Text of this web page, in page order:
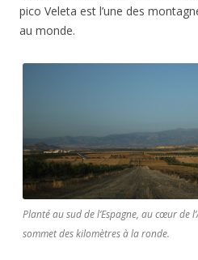
pico Veleta est l’une des
au monde.
Planté au sud de l’Espagne, au cœur de
sommet des kilomètres à la ronde.